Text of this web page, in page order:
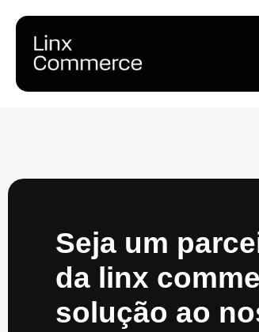
Seja um
da linx
solução ao